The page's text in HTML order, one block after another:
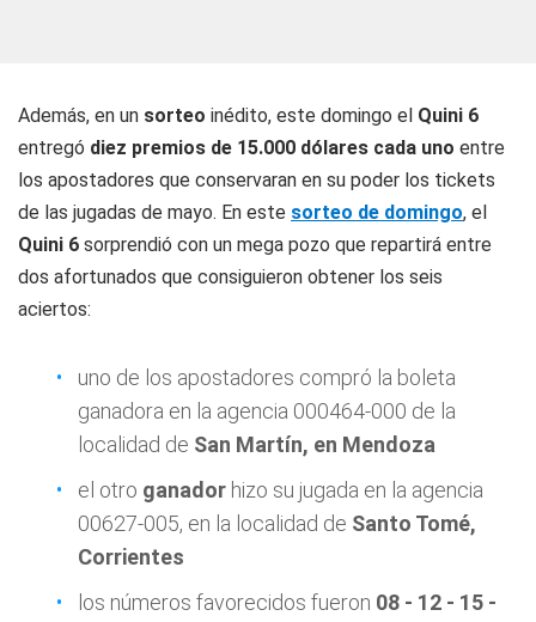
Además, en un sorteo inédito, este domingo el Quini 6
entregó diez premios de 15.000 dólares cada uno entre
los apostadores que conservaran en su poder los tickets
de las jugadas de mayo. En este sorteo de domingo, el
Quini 6 sorprendió con un mega pozo que repartirá entre
dos afortunados que consiguieron obtener los seis
aciertos:
uno de los apostadores compró la boleta
ganadora en la agencia 000464-000 de la
localidad de San Martín, en Mendoza
el otro ganador hizo su jugada en la agencia
00627-005, en la localidad de Santo Tomé,
Corrientes
los números favorecidos fueron 08 - 12 - 15 -